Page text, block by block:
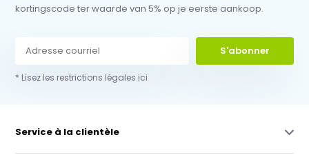
kortingscode ter waarde van 5% op je eerste aankoop.
S'abonner
* Lisez les restrictions légales ici
Service à la clientèle